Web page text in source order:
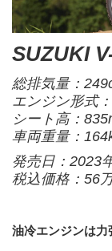
SUZUKI
総排気量：
エンジン形式
シート高：
車両重量：
発売日：2023
税込価格：56
油冷エンジンは